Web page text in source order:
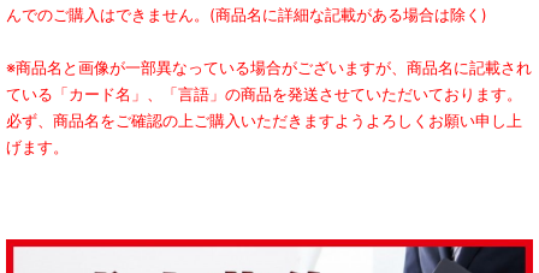
んでのご購入はできません。(商品名に詳細な記載がある場合は除く)
※商品名と画像が一部異なっている場合がございますが、商品名に記載され
ている「カード名」、「言語」の商品を発送させていただいております。
必ず、商品名をご確認の上ご購入いただきますようよろしくお願い申し上
げます。